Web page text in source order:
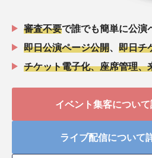
審査不要で誰でも簡単に公演
即日公演ページ公開
即日チ
チケット電子化、座席管理、
イベント集客につい
ライブ配信について